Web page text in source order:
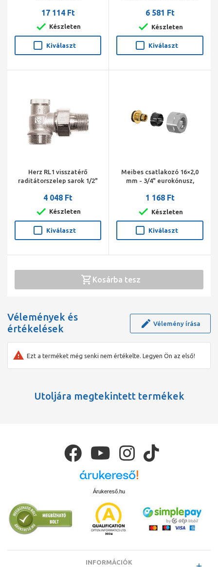
290/11 kétcs.balos, 5 cm,
17 114 Ft
Készleten
Kiválaszt
6 581 Ft
Készleten
Kiválaszt
Herz RL1 visszatérő
raditátorszelep sarok 1/2"
4 048 Ft
Készleten
Kiválaszt
Meibes csatlakozó 16×2,0
mm - 3/4" eurokónusz,
db/doboz! )
1 168 Ft
Készleten
Kiválaszt
Kosárba tesz
Vélemények és
értékelések
Vélemény írása
Ezt a terméket még senki nem értékelte. Legyen Ön az első!
Utoljára megtekintett termékek
Árukereső.hu
INFORMÁCIÓK